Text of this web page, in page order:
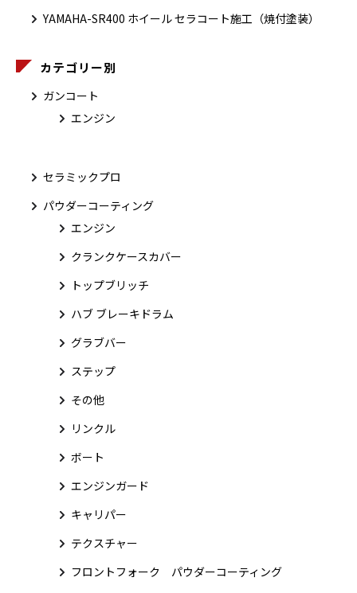
YAMAHA-SR400 ホイール セラコート施工（焼付塗装）
カテゴリー別
ガンコート
エンジン
セラミックプロ
パウダーコーティング
エンジン
クランクケースカバー
トップブリッチ
ハブ ブレーキドラム
グラブバー
ステップ
その他
リンクル
ボート
エンジンガード
キャリパー
テクスチャー
フロントフォーク パウダーコーティング